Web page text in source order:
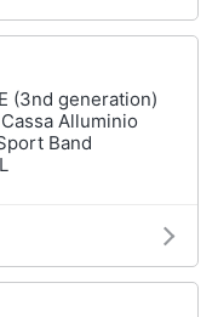
(3nd generation)
Alluminio
Band